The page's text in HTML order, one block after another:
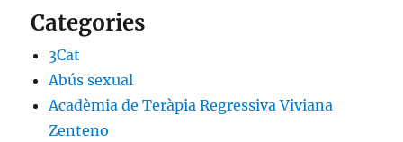
Categories
3Cat
Abús sexual
Acadèmia de Teràpia Regressiva Viviana
Zenteno